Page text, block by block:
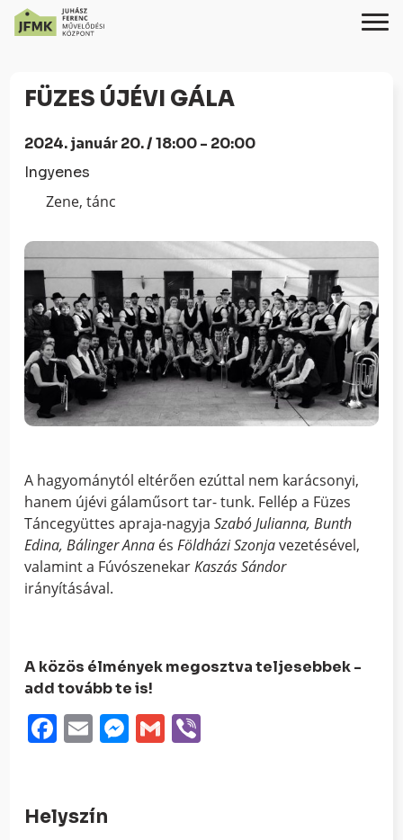
Content
navigációhoz
FÜZES ÚJÉVI GÁLA
2024. január 20. / 18:00 - 20:00
Ingyenes
Zene, tánc
A hagyománytól eltérően ezúttal nem karácsonyi,
hanem újévi gálaműsort tar- tunk. Fellép a Füzes
Táncegyüttes apraja-nagyjaSzabó Julianna, Bunth
Edina,Bálinger Anna ésFöldházi Szonjavezetésével,
valamint a FúvószenekarKaszásSándor
irányításával.
A közös élmények megosztva teljesebbek -
add tovább te is!
Facebook
EmailMessenger
Gmail
Helyszín